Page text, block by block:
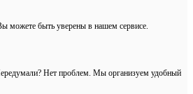
можете быть уверены в нашем сервисе.
Нет проблем. Мы организуем удобный